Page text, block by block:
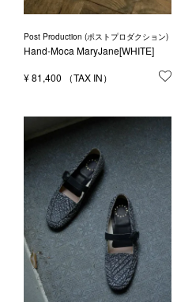
Post Production (ポストプロダクション)
Hand-Moca MaryJane[WHITE]
¥81,400